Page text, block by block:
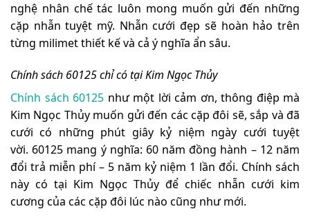
nghệ nhân chế tác luôn mong muốn gửi đến những
cặp nhẫn tuyệt mỹ. Nhẫn cưới đẹp sẽ hoàn hảo trên
từng milimet thiết kế và cả ý nghĩa ẩn sâu.
Chính sách 60125 chỉ có tại Kim Ngọc Thủy
Chính sách 60125 như một lời cảm ơn, thông điệp mà
Kim Ngọc Thủy muốn gửi đến các cặp đôi sẽ, sắp và đã
cưới có những phút giây kỷ niệm ngày cưới tuyệt
vời. 60125 mang ý nghĩa: 60 năm đồng hành – 12 năm
đổi trả miễn phí – 5 năm kỷ niệm 1 lần đổi. Chính sách
này có tại Kim Ngọc Thủy để chiếc nhẫn cưới kim
cương của các cặp đôi lúc nào cũng như mới.